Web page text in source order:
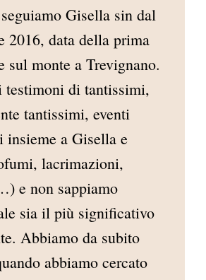
Gisella sin dal
2016, data della prima
sul monte a Trevignano.
testimoni di tantissimi,
tantissimi, eventi
insieme a Gisella e
lacrimazioni,
e non sappiamo
sia il più significativo
Abbiamo da subito
abbiamo cercato